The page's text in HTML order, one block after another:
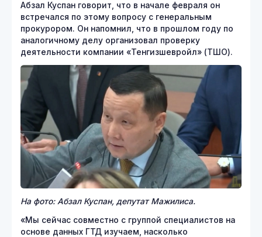
Абзал Куспан говорит, что в начале февраля он
встречался по этому вопросу с генеральным
прокурором. Он напомнил, что в прошлом году по
аналогичному делу организовал проверку
деятельности компании «Тенгизшевройл» (ТШО).
На фото: Абзал Куспан, депутат Мажилиса.
«Мы сейчас совместно с группой специалистов на
основе данных ГТД изучаем, насколько